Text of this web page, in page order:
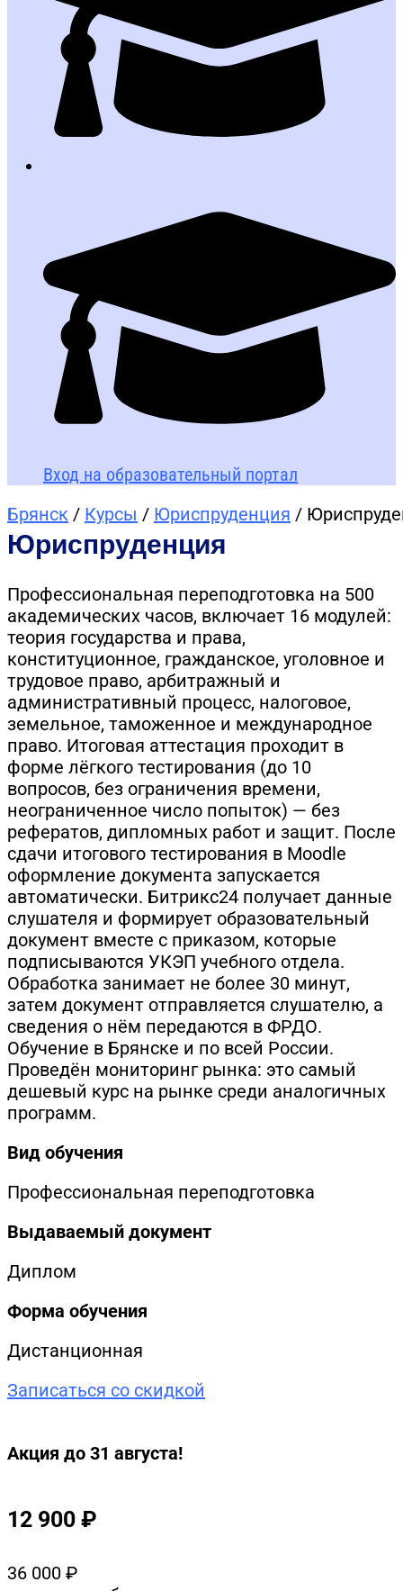
Вход на образовательный портал
Брянск / Курсы / Юриспруденция /
Юриспруденция
Профессиональная переподготовка на 500
академических часов, включает 16 модулей:
теория государства и права,
конституционное, гражданское, уголовное и
трудовое право, арбитражный и
административный процесс, налоговое,
земельное, таможенное и международное
право. Итоговая аттестация проходит в
форме лёгкого тестирования (до 10
вопросов, без ограничения времени,
неограниченное число попыток) — без
рефератов, дипломных работ и защит. После
сдачи итогового тестирования в Moodle
оформление документа запускается
автоматически. Битрикс24 получает данные
слушателя и формирует образовательный
документ вместе с приказом, которые
подписываются УКЭП учебного отдела.
Обработка занимает не более 30 минут,
затем документ отправляется слушателю, а
сведения о нём передаются в ФРДО.
Обучение в Брянске и по всей России.
Проведён мониторинг рынка: это самый
дешевый курс на рынке среди аналогичных
программ.
Вид обучения
Профессиональная переподготовка
Выдаваемый документ
Диплом
Форма обучения
Дистанционная
Записаться со скидкой
Акция до 31 августа!
12 900 ₽
36 000 ₽